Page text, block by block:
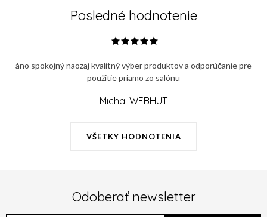
Posledné hodnotenie
VŠETKY HODNOTENIA
áno spokojný naozaj kvalitný výber produktov a odporúčanie pre
použitie priamo zo salónu
Michal WEBHUT
Odoberať newsletter